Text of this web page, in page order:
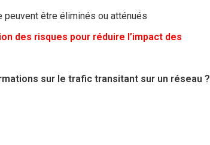
être éliminés ou atténués
des risques pour réduire l’impact des
sur le trafic transitant sur un réseau ?